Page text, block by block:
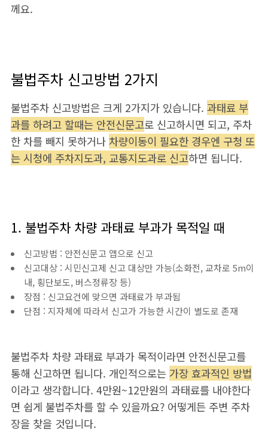
께요.
불법주차 신고방법 2가지
불법주차 신고방법은 크게 2가지가 있습니다. 과태료 부
과를 하려고 할때는 안전신문고로 신고하시면 되고, 주차
한 차를 빼지 못하거나 차량이동이 필요한 경우엔 구청 또
는 시청에 주차지도과, 교통지도과로 신고하면 됩니다.
1. 불법주차 차량 과태료 부과가 목적일 때
신고방법 : 안전신문고 앱으로 신고
신고대상 : 시민신고제 신고 대상만 가능(소화전, 교차로 5m이
내, 횡단보도, 버스정류장 등)
장점 : 신고요건에 맞으면 과태료가 부과됨
단점 : 지자체에 따라서 신고가 가능한 시간이 별도로 존재
불법주차 차량 과태료 부과가 목적이라면 안전신문고를
통해 신고하면 됩니다. 개인적으로는 가장 효과적인 방법
이라고 생각합니다. 4만원~12만원의 과태료를 내야한다
면 쉽게 불법주차를 할 수 있을까요? 어떻게든 주변 주차
장을 찾을 것입니다.